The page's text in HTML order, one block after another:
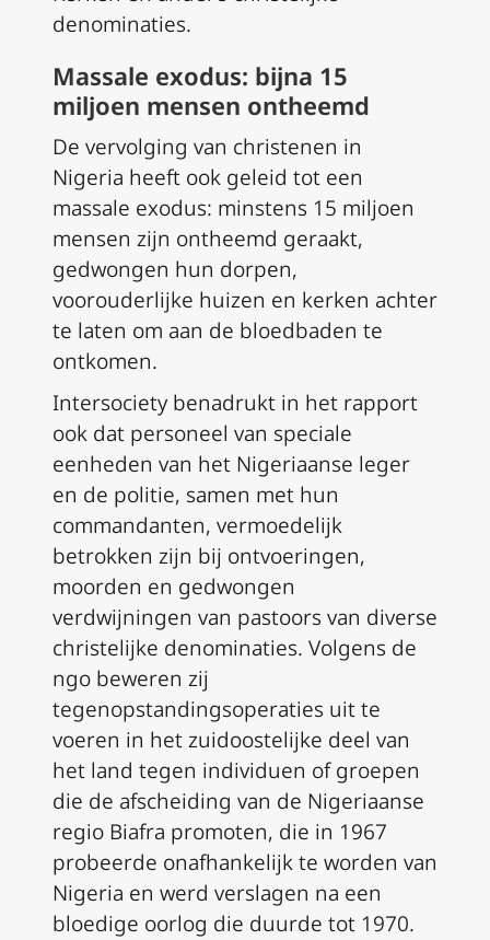
denominaties.
Massale exodus: bijna 15
miljoen mensen ontheemd
De vervolging van christenen in
Nigeria heeft ook geleid tot een
massale exodus: minstens 15 miljoen
mensen zijn ontheemd geraakt,
gedwongen hun dorpen,
voorouderlijke huizen en kerken achter
te laten om aan de bloedbaden te
ontkomen.
Intersociety benadrukt in het rapport
ook dat personeel van speciale
eenheden van het Nigeriaanse leger
en de politie, samen met hun
commandanten, vermoedelijk
betrokken zijn bij ontvoeringen,
moorden en gedwongen
verdwijningen van pastoors van diverse
christelijke denominaties. Volgens de
ngo beweren zij
tegenopstandingsoperaties uit te
voeren in het zuidoostelijke deel van
het land tegen individuen of groepen
die de afscheiding van de Nigeriaanse
regio Biafra promoten, die in 1967
probeerde onafhankelijk te worden van
Nigeria en werd verslagen na een
bloedige oorlog die duurde tot 1970.